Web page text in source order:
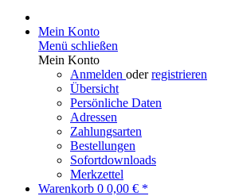
Mein Konto
Menü schließen
Mein Konto
Anmelden oderregistrieren
Übersicht
Persönliche Daten
Adressen
Zahlungsarten
Bestellungen
Sofortdownloads
Merkzettel
Warenkorb 0 0,00 € *